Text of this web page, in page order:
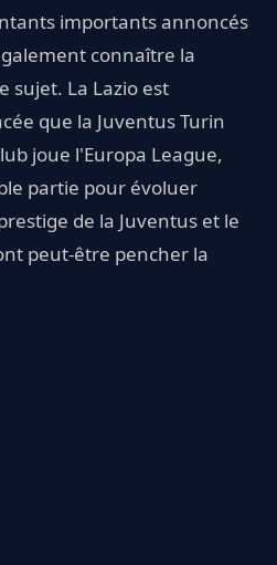
importants annoncés
connaître la
sujet. La Lazio est
que la Juventus Turin
joue l'Europa League,
partie pour évoluer
de la Juventus et le
peut-être pencher la